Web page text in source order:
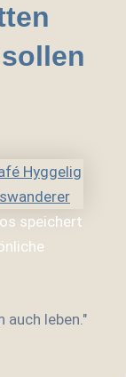
speichert
auch leben."